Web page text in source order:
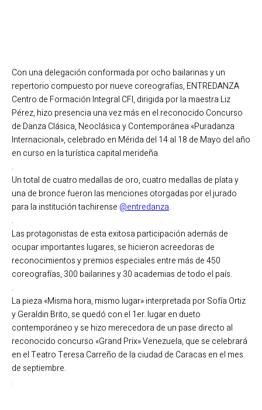
Con una delegación conformada por ocho bailarinas y un
repertorio compuesto por nueve coreografías, ENTREDANZA
Centro de Formación Integral CFI, dirigida por la maestra Liz
Pérez, hizo presencia una vez más en el reconocido Concurso
de Danza Clásica, Neoclásica y Contemporánea «Puradanza
Internacional», celebrado en Mérida del 14 al 18 de Mayo del año
en curso en la turística capital merideña.
.
Un total de cuatro medallas de oro, cuatro medallas de plata y
una de bronce fueron las menciones otorgadas por el jurado
para la institución tachirense @entredanza.
.
Las protagonistas de esta exitosa participación además de
ocupar importantes lugares, se hicieron acreedoras de
reconocimientos y premios especiales entre más de 450
coreografías, 300 bailarines y 30 academias de todo el país.
.
La pieza «Misma hora, mismo lugar» interpretada por Sofía Ortiz
y Geraldin Brito, se quedó con el 1er. lugar en dueto
contemporáneo y se hizo merecedora de un pase directo al
reconocido concurso «Grand Prix» Venezuela, que se celebrará
en el Teatro Teresa Carreño de la ciudad de Caracas en el mes
de septiembre.
.